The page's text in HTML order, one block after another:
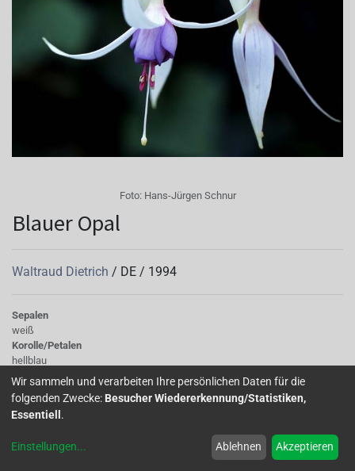
Foto: Hans-Jürgen Schnur
Blauer Opal
Waltraud Dietrich / DE / 1994
Sepalen
weiß
Korolle/Petalen
hellblau
Knospe/Blüte
gefüllt, mittelgross
Wuchs
hängend
Wir sammeln und verarbeiten Ihre persönlichen Daten für die
folgenden Zwecke: Besucher Wiedererkennung/Statistiken,
Essentiell .
Einstellungen... Ablehnen Akzeptieren